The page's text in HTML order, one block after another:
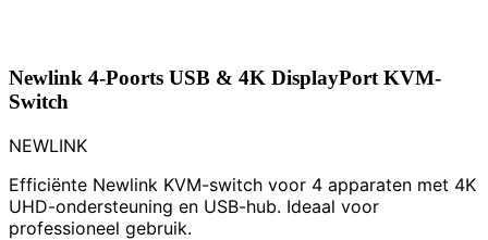
Newlink 4-Poorts USB & 4K DisplayPort KVM-
Switch
NEWLINK
Efficiënte Newlink KVM-switch voor 4 apparaten met 4K
UHD-ondersteuning en USB-hub. Ideaal voor
professioneel gebruik.